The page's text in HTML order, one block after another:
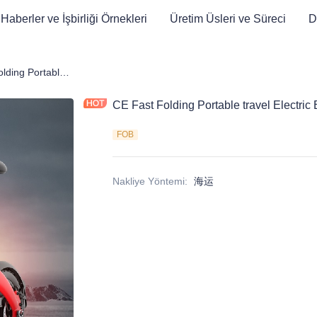
Haberler ve İşbirliği Örnekleri Üretim Üsleri ve Süreci
CE Fast Folding Portable travel Electric
FOB
Nakliye Yöntemi: 海运